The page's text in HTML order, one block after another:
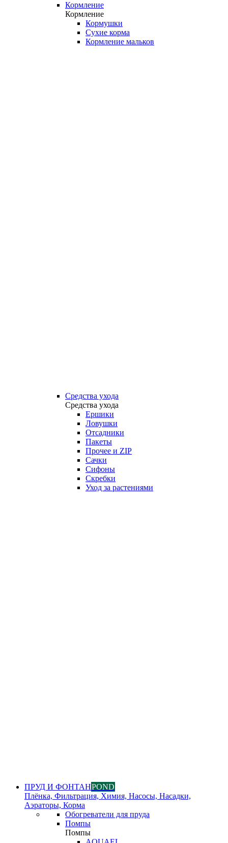
Кормление
Кормление
Кормушки
Сухие корма
Кормление мальков
Средства ухода
Средства ухода
Ершики
Ловушки
Отсадники
Пакеты
Прочее и ZIP
Сачки
Сифоны
Скребки
Уход за растениями
ПРУД И ФОНТАНPOND
Плёнка, Фильтрация, Химия, Насосы, Насадки,
Аэраторы, Корма
Обогреватели для пруда
Помпы
Помпы